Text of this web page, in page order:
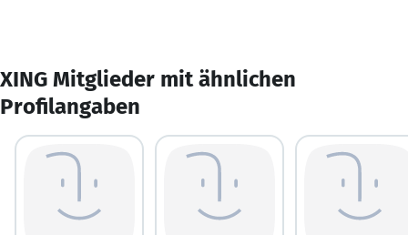
XING Mitglieder mit ähnlichen
Profilangaben